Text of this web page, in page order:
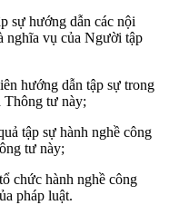
sự hướng dẫn các nội
nghĩa vụ của Người tập
hướng dẫn tập sự trong
Thông tư này;
tập sự hành nghề công
tư này;
chức hành nghề công
pháp luật.